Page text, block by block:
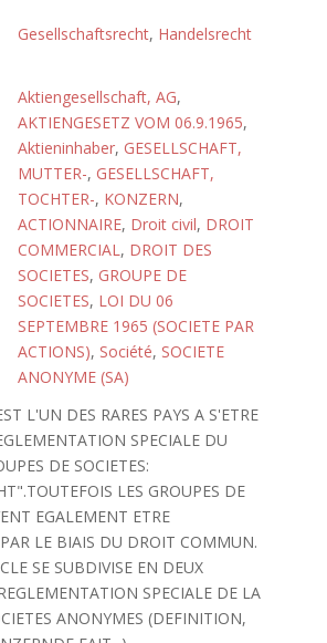
Gesellschaftsrecht, Handelsrecht
Aktiengesellschaft, AG,
AKTIENGESETZ VOM 06.9.1965,
Aktieninhaber, GESELLSCHAFT,
MUTTER-, GESELLSCHAFT,
TOCHTER-, KONZERN,
ACTIONNAIRE, Droit civil, DROIT
COMMERCIAL, DROIT DES
SOCIETES, GROUPE DE
SOCIETES, LOI DU 06
SEPTEMBRE 1965 (SOCIETE PAR
ACTIONS), Société, SOCIETE
ANONYME (SA)
L'UN DES RARES PAYS A S'ETRE
SPECIALE DU
DE SOCIETES:
LES GROUPES DE
EGALEMENT ETRE
LE BIAIS DU DROIT COMMUN.
SE SUBDIVISE EN DEUX
SPECIALE DE LA
ANONYMES (DEFINITION,